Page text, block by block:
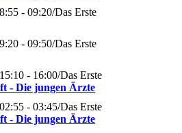
- 09:20/Das Erste
- 09:50/Das Erste
15:10 - 16:00/Das Erste
- Die jungen Ärzte
02:55 - 03:45/Das Erste
- Die jungen Ärzte